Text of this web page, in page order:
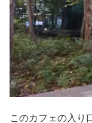
このカフェの入り